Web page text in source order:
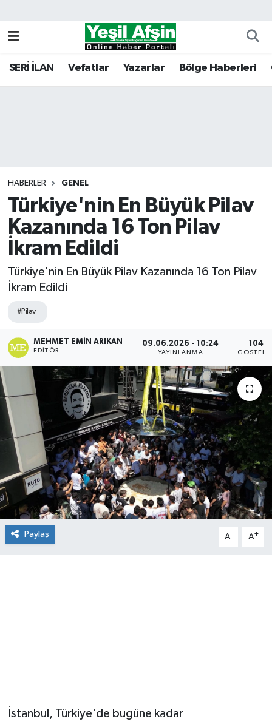
SERİ İLAN Vefatlar Yazarlar Bölge Haberleri
HABERLER GENEL
Türkiye'nin En Büyük Pilav
Kazanında 16 Ton Pilav
İkram Edildi
Türkiye'nin En Büyük Pilav Kazanında 16 Ton Pilav
İkram Edildi
#Pilav
MEHMET EMIN ARIKAN
EDITÖR
09.06.2026 - 10:24
YAYINLANMA
104
Paylaş A- A+
İstanbul, Türkiye'de bugüne kadar
Kahramanmaraş Nöbetçi Eczaneler
Tüm Manşetler
Son Dakika Haberleri